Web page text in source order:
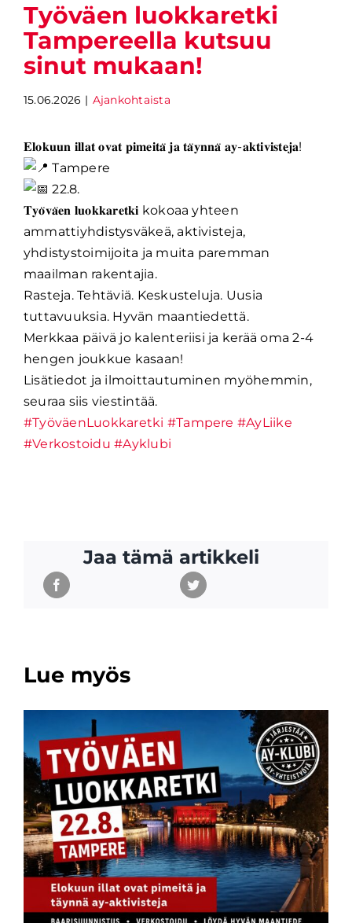
Työväen luokkaretki
Tampereella kutsuu
sinut mukaan!
15.06.2026 | Ajankohtaista
𝐄𝐥𝐨𝐤𝐮𝐮𝐧 𝐢𝐥𝐥𝐚𝐭 𝐨𝐯𝐚𝐭 𝐩𝐢𝐦𝐞𝐢𝐭𝐚̈ 𝐣𝐚 𝐭𝐚̈𝐲𝐧𝐧𝐚̈ 𝐚𝐲-𝐚𝐤𝐭𝐢𝐯𝐢𝐬𝐭𝐞𝐣𝐚!
Tampere
22.8.
𝐓𝐲𝐨̈𝐯𝐚̈𝐞𝐧 𝐥𝐮𝐨𝐤𝐤𝐚𝐫𝐞𝐭𝐤𝐢 kokoaa yhteen
ammattiyhdistysväkeä, aktivisteja,
yhdistystoimijoita ja muita paremman
maailman rakentajia.
Rasteja. Tehtäviä. Keskusteluja. Uusia
tuttavuuksia. Hyvän maantiedettä.
Merkkaa päivä jo kalenteriisi ja kerää oma 2-4
hengen joukkue kasaan!
Lisätiedot ja ilmoittautuminen myöhemmin,
seuraa siis viestintää.
#TyöväenLuokkaretki #Tampere #AyLiike
#Verkostoidu #Ayklubi
Jaa tämä artikkeli
Lue myös